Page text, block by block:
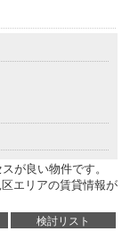
が良い物件です。
エリアの賃貸情報が
検討リスト